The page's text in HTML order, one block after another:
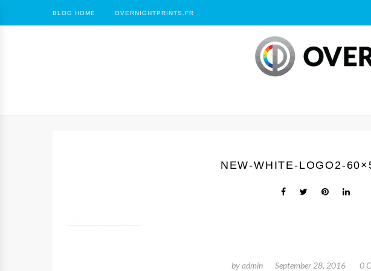
BLOG HOME OVERNIGHTPRINTS.FR
NEW-WHITE-LOGO2-
byadmin September 28, 2016 0